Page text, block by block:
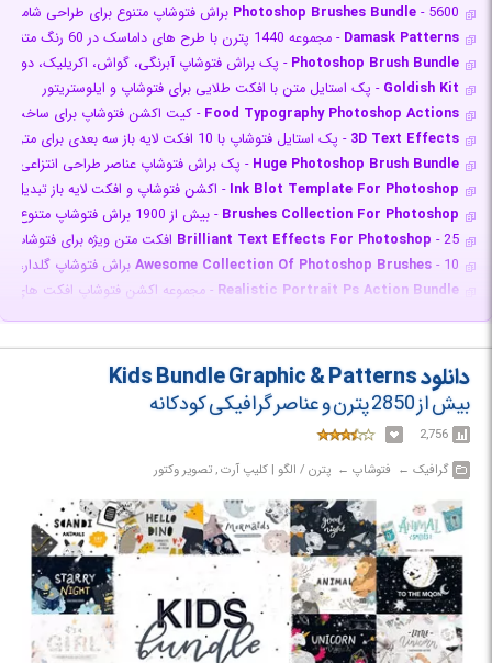
Photoshop Brushes Bundle - 5600 براش فتوشاپ متنوع برای طراحی شامل اسپری، برگ، باران، مه، رعد و برق، نور
Damask Patterns - مجموعه 1440 پترن با طرح های داماسک در 60 رنگ متنوع
Photoshop Brush Bundle - پک براش فتوشاپ آبرنگی، گواش، اکریلیک، دود
Goldish Kit - پک استایل متن با افکت طلایی برای فتوشاپ و ایلوستریتور
Food Typography Photoshop Actions - کیت اکشن فتوشاپ برای ساخت
3D Text Effects - پک استایل فتوشاپ با 10 افکت لایه باز سه بعدی برای متن
Huge Photoshop Brush Bundle - پک براش فتوشاپ عناصر طراحی انتزاعی،
Ink Blot Template For Photoshop - اکشن فتوشاپ و افکت لایه باز تبدیل
Brushes Collection For Photoshop - بیش از 1900 براش فتوشاپ متنوع برای نقاشی دیجیتال
Brilliant Text Effects For Photoshop - 25 افکت متن ویژه برای فتوشاپ
Awesome Collection Of Photoshop Brushes - 10 براش فتوشاپ گلدار، گرانج، خط خطی، اسپری رنگ و ...
Realistic Portrait Ps Action Bundle - مجموعه اکشن فتوشاپ افکت های واقع
Brushes Collection For Photoshop- بیش از 300 براش فتوشاپ عناصر طراحی نقاشی
Colorful Background Illustration Bundle- مجموعه بک گراندهای
Advance Effect Photoshop Action Bundle- پک اکشن فتوشاپ با 20 افکت حرفه ای متنوع
Vintage Photo Effect Bundle- مجموعه اکشن فتوشاپ و افکت های لایه باز
Underwater Photoshop Brushes
Best Lightroom Presets Bundle - بیش از 200 بهترین پریست های لایت روم برای موبایل و دسکتاپ
Photoshop Action Bundle- بیش از 500 اکشن فتوشاپ با افکت های نقاشی رنگ روغن، اکریلیک، کارتونی، نئونی و
Touch Presets Bundle- پک پریست لایت روم متنوع برای دسکتاپ و موبایل
Clouds Stamp Brushes Pack
- مجموعه براش فتوشاپ ابر با شکل های مختلف
Crafter's Dream Sublimation Bundle - پک عناصر طراحی رنگارنگ شامل
Supreme Fantasy PS Action Bundle- پک اکشن فتوشاپ با 19 افکت فانتزی متنوع
Hair Photoshop Brushes- مجموعه براش فتوشاپ مو
دانلود Kids Bundle Graphic & Patterns
بیش از 2850 پترن و عناصر گرافیکی کودکانه
2,756
گرافیک‎ ← ‏ فتوشاپ‎ ← ‏ پترن / الگو | کلیپ آرت , تصویر وکتور